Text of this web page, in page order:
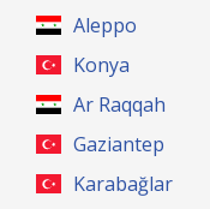
Aleppo
Konya
Ar Raqqah
Gaziantep
Karabağlar